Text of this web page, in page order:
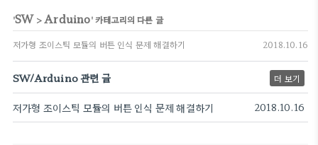
'SW> Arduino' 카테고리의 다른 글
저가형 조이스틱 모듈의 버튼 인식 문제 해결하기 2018.10.16
SW/Arduino 관련 글 더 보기
저가형 조이스틱 모듈의 버튼 인식 문제 해결하기 2018.10.16